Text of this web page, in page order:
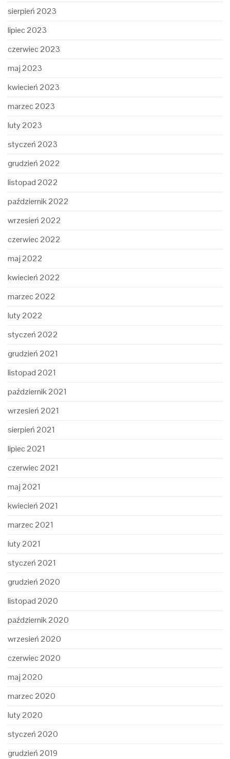
sierpień 2023
lipiec 2023
czerwiec 2023
maj 2023
kwiecień 2023
marzec 2023
luty 2023
styczeń 2023
grudzień 2022
listopad 2022
październik 2022
wrzesień 2022
czerwiec 2022
maj 2022
kwiecień 2022
marzec 2022
luty 2022
styczeń 2022
grudzień 2021
listopad 2021
październik 2021
wrzesień 2021
sierpień 2021
lipiec 2021
czerwiec 2021
maj 2021
kwiecień 2021
marzec 2021
luty 2021
styczeń 2021
grudzień 2020
listopad 2020
październik 2020
wrzesień 2020
czerwiec 2020
maj 2020
marzec 2020
luty 2020
styczeń 2020
grudzień 2019